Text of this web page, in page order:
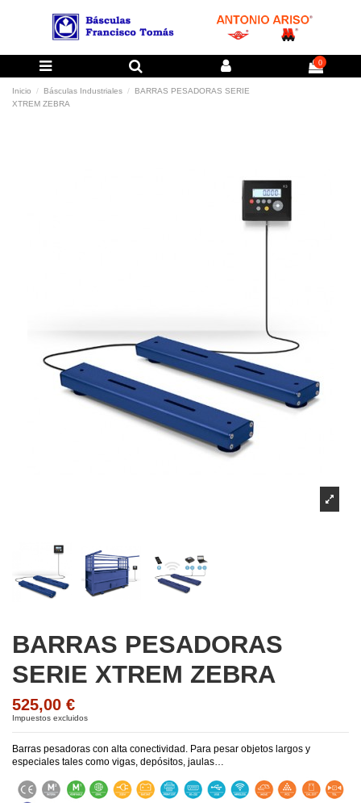
0
Inicio Básculas Industriales
BARRAS PESADORAS SERIE
XTREM ZEBRA
BARRAS PESADORAS
SERIE XTREM ZEBRA
525,00 €
Impuestos excluidos
Barras pesadoras con alta conectividad. Para pesar objetos largos y
especiales tales como vigas, depósitos, jaulas…